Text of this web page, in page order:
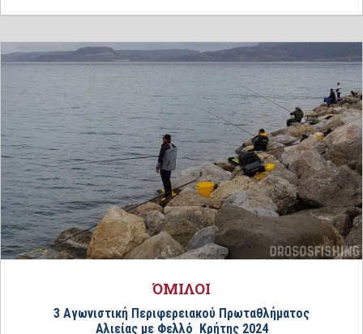
ΌΜΙΛΟΙ
3 Αγωνιστική Περιφερειακού Πρωταθλήματος
Αλιείας με Φελλό Κρήτης 2024